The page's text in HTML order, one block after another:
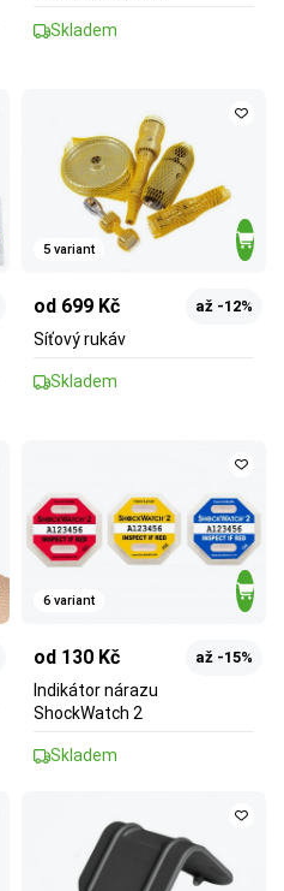
Skladem
5 variant
od 699 Kč až -12%
Síťový rukáv
Skladem
6 variant
od 130 Kč až -15%
Indikátor nárazu
ShockWatch 2
Skladem